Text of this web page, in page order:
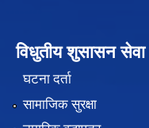
विधुतीय शुसासन सेवा
घटना दर्ता
सामाजिक सुरक्षा